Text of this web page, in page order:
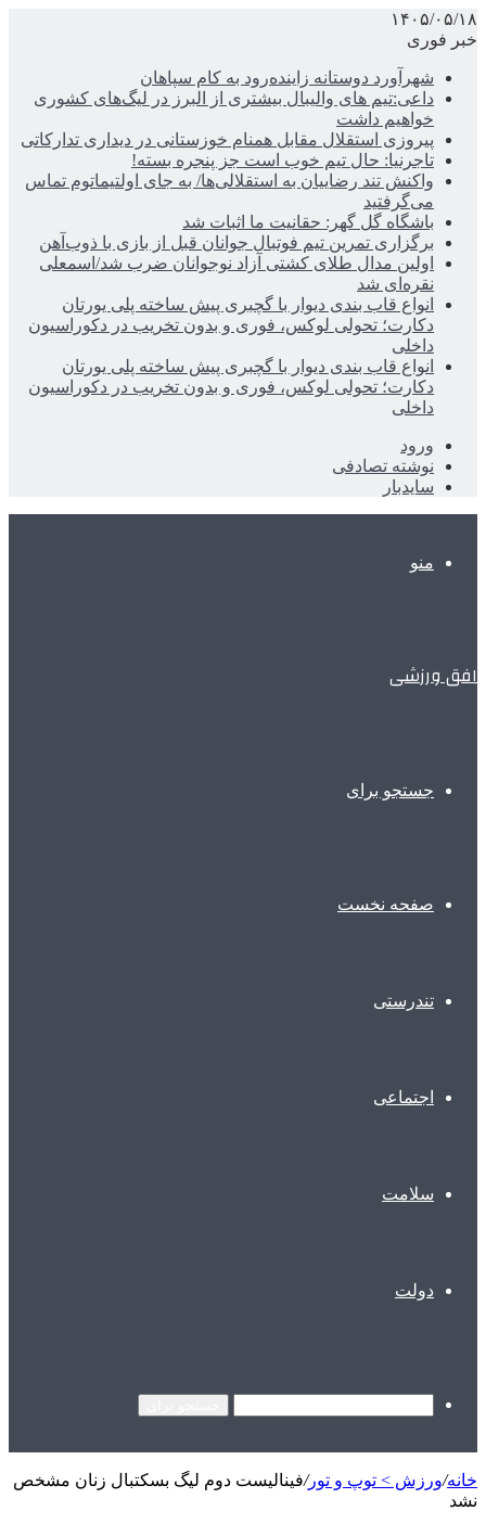
۱۴۰۵/۰۵/۱۸
خبر فوری
شهرآورد دوستانه زاینده‌رود به کام سپاهان
داعی:تیم های والیبال بیشتری از البرز در لیگ‌های کشوری
خواهیم داشت
پیروزی استقلال مقابل همنام خوزستانی در دیداری تدارکاتی
تاجرنیا: حال تیم خوب است جز پنجره بسته!
واکنش تند رضاییان به استقلالی‌ها/ به جای اولتیماتوم تماس
می‌گرفتید
باشگاه گل گهر: حقانیت ما اثبات شد
برگزاری تمرین تیم فوتبال جوانان قبل از بازی با ذوب‌آهن
اولین مدال طلای کشتی آزاد نوجوانان ضرب شد/اسمعلی
نقره‌ای شد
انواع قاب بندی دیوار با گچبری پیش ساخته پلی یورتان
دکارت؛ تحولی لوکس، فوری و بدون تخریب در دکوراسیون
داخلی
انواع قاب بندی دیوار با گچبری پیش ساخته پلی یورتان
دکارت؛ تحولی لوکس، فوری و بدون تخریب در دکوراسیون
داخلی
ورود
نوشته تصادفی
سایدبار
منو
افق ورزشی
جستجو برای
صفحه نخست
تندرستی
اجتماعی
سلامت
دولت
خانه/ورزش > توپ و تور/فینالیست دوم لیگ بسکتبال زنان مشخص
نشد